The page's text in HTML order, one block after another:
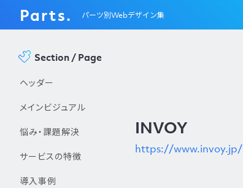
Parts. パーツ別Webデザイン集
Section / Page
ヘッダー
メインビジュアル
悩み・課題解決
サービスの特徴
導入事例
INVOY
https://www.invoy.jp/